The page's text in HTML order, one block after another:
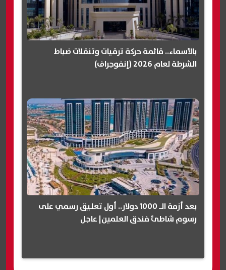
بالأسماء.. قائمة حركة ترقيات وتنقلات ضباط
الشرطة لعام 2026 (إنفوجراف)
بعد أزمة الـ 1000 دولار.. أول تعليق رسمي على
رسوم شاطئ فندق العلمين| عاجل